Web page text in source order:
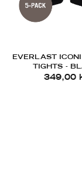
EVERLAST
TIGHTS -
349,00